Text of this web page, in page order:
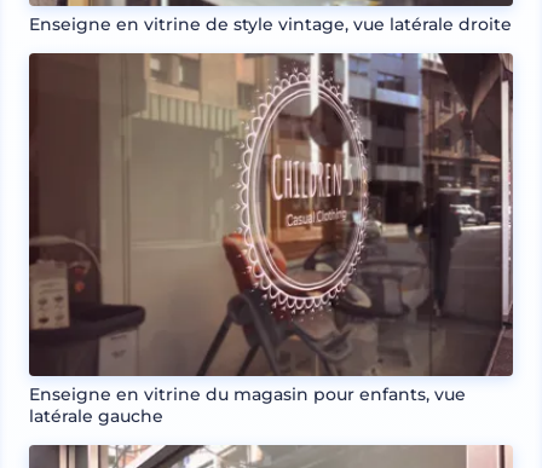
Enseigne en vitrine de style vintage, vue latérale droite
Enseigne en vitrine du magasin pour enfants, vue
latérale gauche